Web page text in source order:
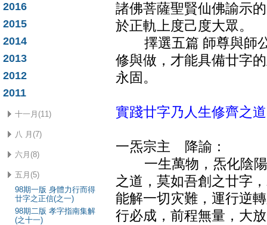
2016
2015
2014
2013
2012
2011
十一月(11)
八 月(7)
六月(8)
五月(5)
98期一版 身體力行而得
廿字之正信(之一)
98期二版 孝字指南集解
(之十一)
諸佛菩薩聖賢仙佛諭示
於正軌上度己度大眾。
擇選五篇 師尊與師公
修與做，才能具備廿字
永固。
實踐廿字乃人生修齊之
一炁宗主 降諭：
一生萬物，炁化陰陽
之道，莫如吾創之廿字
能解一切灾難，運行逆
行必成，前程無量，大